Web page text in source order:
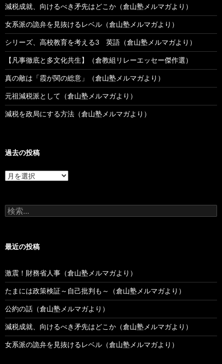
減税成就、向けるべき矛先はどこか（倉山塾メルマガより）
女系派の詭弁を見抜けるレベル（倉山塾メルマガより）
シリーズ、高校教育を考える3 英語（倉山塾メルマガより）
【凡事徹底と多文化共生】（倉教組リレーエッセー傑作選）
真の敵は「霞が関の総意」（倉山塾メルマガより）
元祖減税派として（倉山塾メルマガより）
減税を政局にする方法（倉山塾メルマガより）
過去の投稿
過
去
稿
検
索:
最近の投稿
激震！財務省人事（倉山塾メルマガより）
たまには政策検証～自己批判も～（倉山塾メルマガより）
公約の話（倉山塾メルマガより）
減税成就、向けるべき矛先はどこか（倉山塾メルマガより）
女系派の詭弁を見抜けるレベル（倉山塾メルマガより）